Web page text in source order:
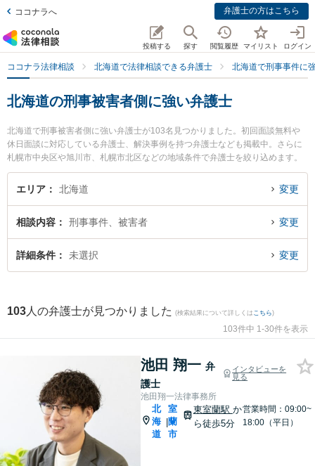
ココナラへ 弁護士の方はこちら
投稿する 探す 閲覧履歴 マイリスト ログイン
ココナラ法律相談 北海道で法律相談できる弁護士 北海道で刑事事件に
北海道の刑事被害者側に強い弁護士
北海道で刑事被害者側に強い弁護士が103名見つかりました。初回面談無料や
休日面談に対応している弁護士、解決事例を持つ弁護士なども掲載中。さらに
札幌市中央区や旭川市、札幌市北区などの地域条件で弁護士を絞り込めます。
刑事事件に関係する加害者側や少年事件、再犯・前科あり等の細かな分野での
絞り込み検索もでき便利です。特に池田翔一法律事務所の池田 翔一弁護士や弁
ます。『北海道で土日や夜間に発生した刑事被害者側のトラブルを今すぐに弁
護士に相談したい』『刑事被害者側のトラブル解決の実績豊富な近くの弁護士
を検索したい』『初回相談無料で刑事被害者側を法律相談できる北海道内の弁
エリア 北海道 変更
相談内容 刑事事件、被害者 変更
詳細条件 未選択 変更
103 人の弁護士が見つかりました (検索結果について詳しくは こちら)
103件中 1-30件を表示
池田 翔一 弁
護士
インタビューを
見る
池田翔一法律事務所
北
海
道
|
室
蘭
市
東室蘭駅 か
ら徒歩5分
営業時間：09:00~
18:00（平日）